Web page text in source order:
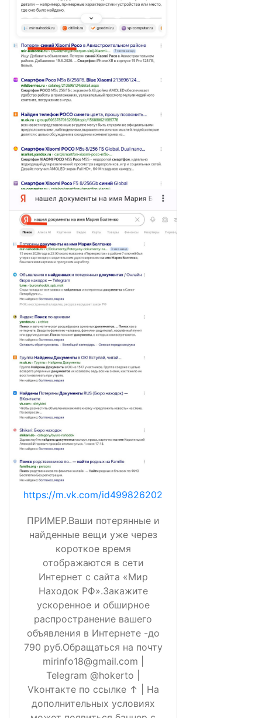
https://m.vk.com/id499826202
ПРИМЕР.Ваши потерянные и
найденные вещи уже через
короткое время
отображаются в сети
Интернет с сайта «Мир
Находок РФ».Закажите
ускоренное и обширное
распространение вашего
объявления в Интернете -до
790 руб.Обращаться на почту
mirinfo18@gmail.com |
Telegram @hokerto |
Vkонтакте по ссылке ↑ | На
дополнительных условиях